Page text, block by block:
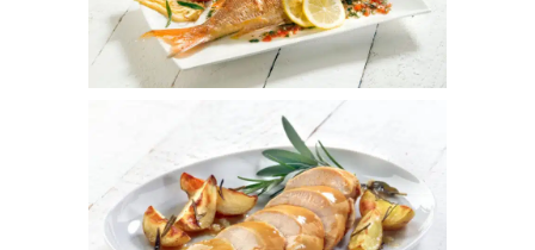
Hähnchenbrust Orange
Orange & Essig